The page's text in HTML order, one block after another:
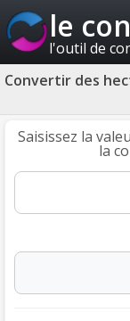
le
l'outil de
Convertir des
Saisissez la
la